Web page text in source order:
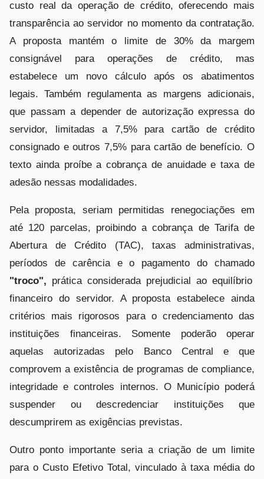
custo real da operação de crédito, oferecendo mais
transparência ao servidor no momento da contratação.
A proposta mantém o limite de 30% da margem
consignável para operações de crédito, mas
estabelece um novo cálculo após os abatimentos
legais. Também regulamenta as margens adicionais,
que passam a depender de autorização expressa do
servidor, limitadas a 7,5% para cartão de crédito
consignado e outros 7,5% para cartão de benefício. O
texto ainda proíbe a cobrança de anuidade e taxa de
adesão nessas modalidades.
Pela proposta, seriam permitidas renegociações em
até 120 parcelas, proibindo a cobrança de Tarifa de
Abertura de Crédito (TAC), taxas administrativas,
períodos de carência e o pagamento do chamado
"troco", prática considerada prejudicial ao equilíbrio
financeiro do servidor. A proposta estabelece ainda
critérios mais rigorosos para o credenciamento das
instituições financeiras. Somente poderão operar
aquelas autorizadas pelo Banco Central e que
comprovem a existência de programas de compliance,
integridade e controles internos. O Município poderá
suspender ou descredenciar instituições que
descumprirem as exigências previstas.
Outro ponto importante seria a criação de um limite
para o Custo Efetivo Total, vinculado à taxa média do